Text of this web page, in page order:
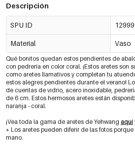
Descripción
SPU ID 12999
Material Vaso
Qué bonitos quedan estos pendientes de
con pedrería en color coral. ¡Estos aretes son
como aretes llamativos y completan tu
estos alegres pendientes durante el verano!
de cuentas de vidrio, acero inoxidable,
de 6 cm. Estos hermosos aretes están
naranja - coral.
¡Vea toda la gama de aretes de Yehwang aquí
* Los aretes pueden diferir de las fotos
mano.